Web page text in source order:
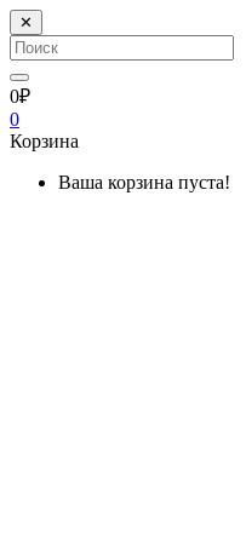
✕
0₽
0
Корзина
Ваша корзина пуста!